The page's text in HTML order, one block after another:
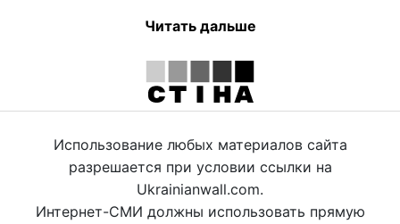
Читать дальше
Использование любых материалов сайта
разрешается при условии ссылки на
Ukrainianwall.com.
Интернет-СМИ должны использовать прямую